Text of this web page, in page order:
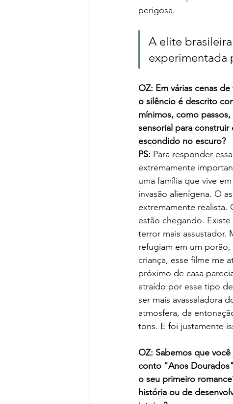
perigosa.
A elite
experimentada
OZ: Em várias cenas
o silêncio é descrito
mínimos, como
sensorial para
escondido no escuro?
PS: Para responder
extremamente
uma família que vive
invasão alienígena. O
extremamente realista.
estão chegando.
terror mais assustador.
refugiam em um
criança, esse filme me
próximo de casa
atraído por esse tipo
ser mais avassaladora
atmosfera, da
tons. E foi justamente
OZ: Sabemos que
conto "Anos
o seu primeiro
história ou de